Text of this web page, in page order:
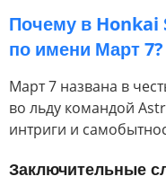
Почему в Honkai
по имени Март 7?
Март 7 названа в
во льду командой
интриги и
Заключительные